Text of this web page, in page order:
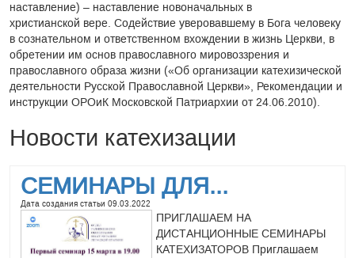
наставление) – наставление новоначальных в
христианской вере. Содействие уверовавшему в Бога человеку
в сознательном и ответственном вхождении в жизнь Церкви, в
обретении им основ православного мировоззрения и
православного образа жизни («Об организации катехизической
деятельности Русской Православной Церкви», Рекомендации и
инструкции ОРОиК Московской Патриархии от 24.06.2010).
Новости катехизации
СЕМИНАРЫ ДЛЯ...
Дата создания статьи 09.03.2022
ПРИГЛАШАЕМ НА
ДИСТАНЦИОННЫЕ СЕМИНАРЫ
КАТЕХИЗАТОРОВ Приглашаем
https://pravobraz.ru/napravleniya/oglashenie-i-katexizaciya/#tab-
1403699805389-4-5
О религиозно-образовательном и катехизическом служении в
Русской Православной Церкви
ссылка
Краевые и муниципальные документы:
на Соглашение о сотрудничестве Министерства
(Московский Патриархат) от 1 сентября 2014 года
Совещание по...
Дата создания статьи 14.03.2023
13 марта в Пермской
епархии состоялась встреча
благочинных, помощников
благочинных и помощников
настоятелей храмов по
были представлены
экскурс об основных докуменах Русской Православной
Церкви, которые регламентируют приходское просвещение
взрослых; были рассмотрены группы педагогических
приемов, помогающих приходскому педагогу повысить
интерес слушателей к обучению; были изучены
89028018535)
Адрес:614036 Пермь, шоссе Космонавтов, 185, оф. 203
Электронная почта: solors@yandex.ru
Группа ВК: https://vk.com/club126336720